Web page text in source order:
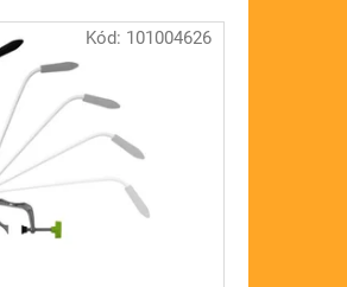
Kód: 101004626